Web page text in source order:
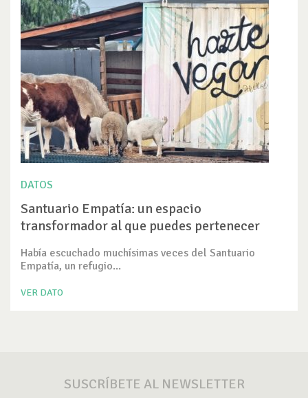
DATOS
Santuario Empatía: un espacio
transformador al que puedes pertenecer
Había escuchado muchísimas veces del Santuario
Empatía, un refugio...
VER DATO
SUSCRÍBETE AL NEWSLETTER